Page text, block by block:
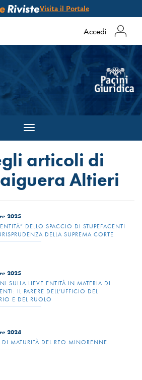
Visita il Portale
Accedi
Toggle
navigation
articoli di
Altieri
2025
DELLO SPACCIO DI STUPEFACENTI
DELLA SUPREMA CORTE
2025
SULLA LIEVE ENTITÀ IN MATERIA DI
IL PARERE DELL’UFFICIO DEL
E DEL RUOLO
2024
MATURITÀ DEL REO MINORENNE